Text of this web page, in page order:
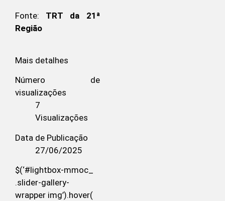
Fonte: TRT da 21ª
Região
Mais detalhes
Número de
visualizações
7
Visualizações
Data de Publicação
27/06/2025
$(‘#lightbox-mmoc_
.slider-gallery-
wrapper img’).hover(